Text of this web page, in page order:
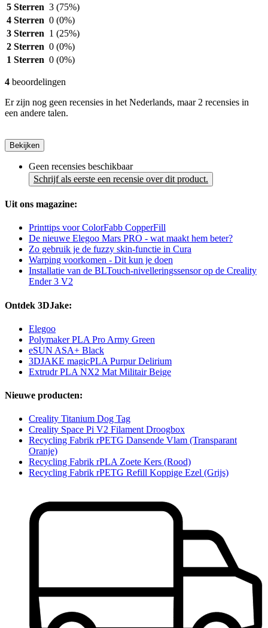
5 Sterren 3 (75%)
4 Sterren 0 (0%)
3 Sterren 1 (25%)
2 Sterren 0 (0%)
1 Sterren 0 (0%)
4 beoordelingen
Er zijn nog geen recensies in het Nederlands, maar 2 recensies in
een andere talen.
Bekijken
Geen recensies beschikbaar
Schrijf als eerste een recensie over dit product.
Uit ons magazine:
Printtips voor ColorFabb CopperFill
De nieuwe Elegoo Mars PRO - wat maakt hem beter?
Zo gebruik je de fuzzy skin-functie in Cura
Warping voorkomen - Dit kun je doen
Installatie van de BLTouch-nivelleringssensor op de Creality
Ender 3 V2
Ontdek 3DJake:
Elegoo
Polymaker PLA Pro Army Green
eSUN ASA+ Black
3DJAKE magicPLA Purpur Delirium
Extrudr PLA NX2 Mat Militair Beige
Nieuwe producten:
Creality Titanium Dog Tag
Creality Space Pi V2 Filament Droogbox
Recycling Fabrik rPETG Dansende Vlam (Transparant
Oranje)
Recycling Fabrik rPLA Zoete Kers (Rood)
Recycling Fabrik rPETG Refill Koppige Ezel (Grijs)